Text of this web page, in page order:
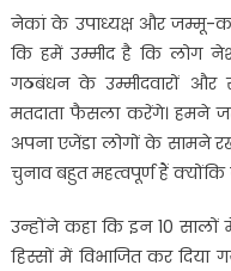
नेकां के उपाध्यक्ष और जम्मू-
कि हमें उम्मीद है कि लोग
गठबंधन के उम्मीदवारों और
मतदाता फैसला करेंगे। हमने
अपना एजेंडा लोगों के सामने
चुनाव बहुत महत्वपूर्ण हैं क्योंकि
उन्होंने कहा कि इन 10
हिस्सों में विभाजित कर दिया